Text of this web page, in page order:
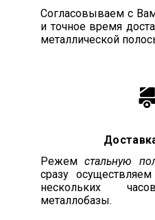
Согласовываем с
и точное время
металлической
Режемстальную
сразу осуществляем
нескольких
металлобазы.